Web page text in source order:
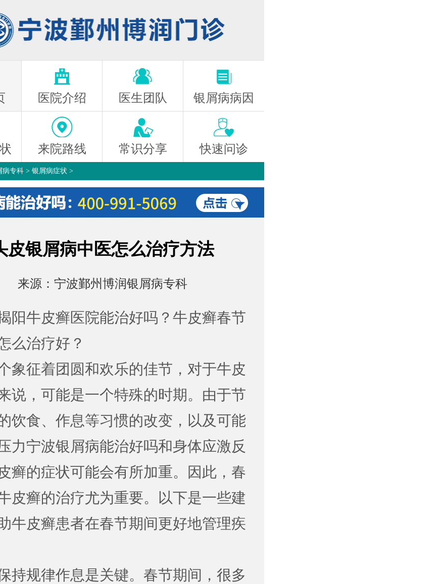
医院介绍 医生团队 银屑病病因
来院路线 常识分享 快速问诊
病专科 > 银屑病症状 >
皮银屑病中医怎么治疗方法
来源： 宁波鄞州博润银屑病专科
阳牛皮癣医院能治好吗？牛皮癣春节
么治疗好？
象征着团圆和欢乐的佳节，对于牛皮
说，可能是一个特殊的时期。由于节
饮食、作息等习惯的改变，以及可能
力宁波银屑病能治好吗和身体应激反
癣的症状可能会有所加重。因此，春
皮癣的治疗尤为重要。以下是一些建
牛皮癣患者在春节期间更好地管理疾
持规律作息是关键。春节期间，很多